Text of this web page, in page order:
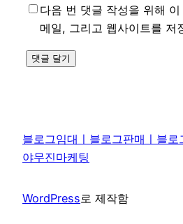
다음 번 댓글 작성을 위해
메일, 그리고 웹사이트를 저
블로그임대ㅣ블로그판매ㅣ블
야무진마케팅
WordPress로 제작함